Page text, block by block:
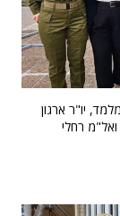
יו"ר ארגון
רחלי